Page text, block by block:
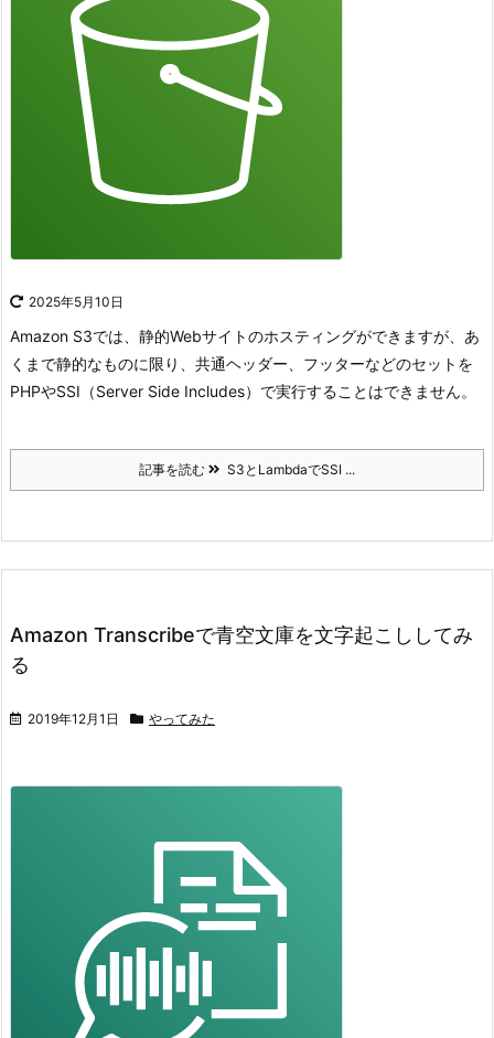
2025年5月10日
Amazon S3では、静的Webサイトのホスティングができますが、あ
くまで静的なものに限り、共通ヘッダー、フッターなどのセットを
PHPやSSI（Server Side Includes）で実行することはできません。
記事を読む S3とLambdaでSSI ...
Amazon Transcribeで青空文庫を文字起こししてみ
る
2019年12月1日 やってみた